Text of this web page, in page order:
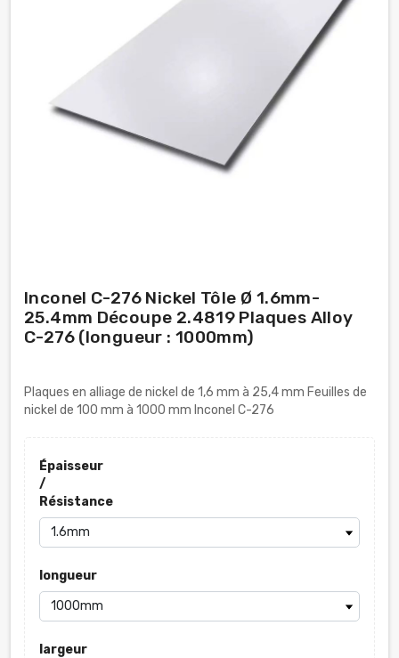
Inconel C-276 Nickel Tôle Ø 1.6mm-
25.4mm Découpe 2.4819 Plaques Alloy
C-276 (longueur : 1000mm)
Plaques en alliage de nickel de 1,6 mm à 25,4 mm Feuilles de
nickel de 100 mm à 1000 mm Inconel C-276
Épaisseur
/
Résistance
longueur
largeur